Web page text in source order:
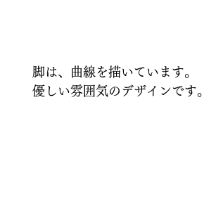
脚は、曲線を描いています。
優しい雰囲気のデザインです。